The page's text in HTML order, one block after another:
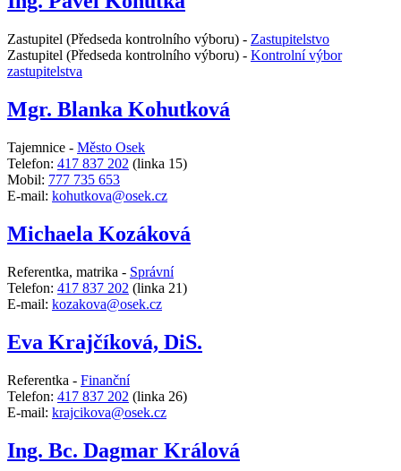
Zastupitel (Předseda kontrolního výboru) - Zastupitelstvo
Zastupitel (Předseda kontrolního výboru) - Kontrolní výbor
zastupitelstva
Mgr. Blanka Kohutková
Tajemnice - Město Osek
Telefon: 417 837 202 (linka 15)
Mobil: 777 735 653
E-mail: kohutkova@osek.cz
Michaela Kozáková
Referentka, matrika - Správní
Telefon: 417 837 202 (linka 21)
E-mail: kozakova@osek.cz
Eva Krajčíková, DiS.
Referentka - Finanční
Telefon: 417 837 202 (linka 26)
E-mail: krajcikova@osek.cz
Ing. Bc. Dagmar Králová